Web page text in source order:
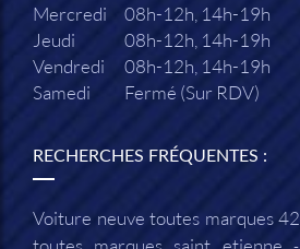
Mercredi
08h-12h, 14h-19h
Jeudi
08h-12h, 14h-19h
Vendredi
08h-12h, 14h-19h
Samedi
Fermé (Sur RDV)
RECHERCHES FRÉQUENTES :
Voiture neuve toutes marques 42